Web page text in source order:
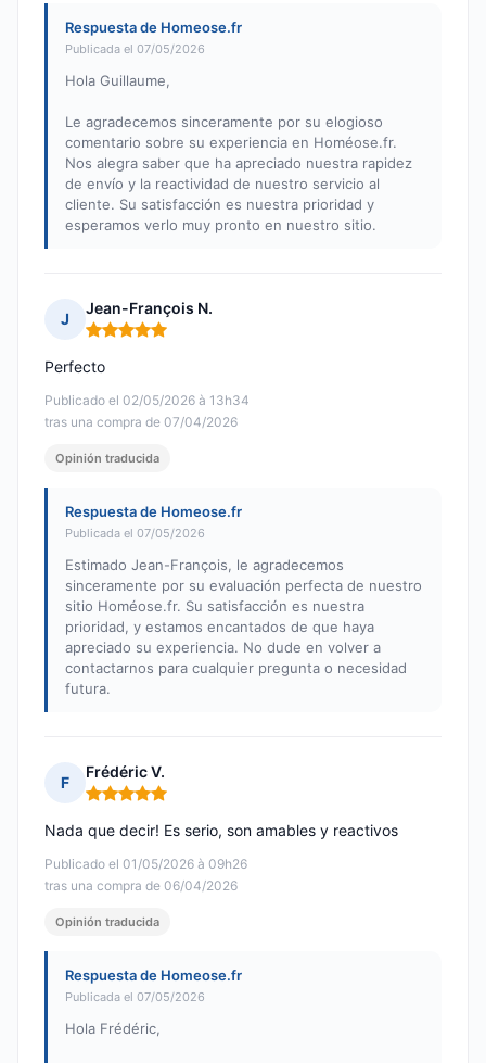
Respuesta de Homeose.fr
Publicada el 07/05/2026
Hola Guillaume,
Le agradecemos sinceramente por su elogioso
comentario sobre su experiencia en Homéose.fr.
Nos alegra saber que ha apreciado nuestra rapidez
de envío y la reactividad de nuestro servicio al
cliente. Su satisfacción es nuestra prioridad y
esperamos verlo muy pronto en nuestro sitio.
J
Jean-François N.
Nota: 5 de 5
Publicado el 02/05/2026 à 13h34
tras una compra de 07/04/2026
Perfecto
Opinión traducida
Respuesta de Homeose.fr
Publicada el 07/05/2026
Estimado Jean-François, le agradecemos
sinceramente por su evaluación perfecta de nuestro
sitio Homéose.fr. Su satisfacción es nuestra
prioridad, y estamos encantados de que haya
apreciado su experiencia. No dude en volver a
contactarnos para cualquier pregunta o necesidad
futura.
F
Frédéric V.
Nota: 5 de 5
Publicado el 01/05/2026 à 09h26
tras una compra de 06/04/2026
Nada que decir! Es serio, son amables y reactivos
Opinión traducida
Respuesta de Homeose.fr
Publicada el 07/05/2026
Hola Frédéric,